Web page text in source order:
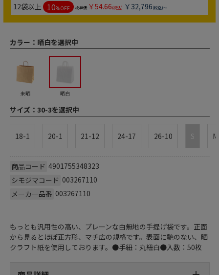
12袋以上 10%OFF 枚単価:￥54.66(税込) ￥32,796(税込)～
カラー： 晒白を選択中
未晒 晒白
サイズ： 30-3を選択中
18-1 20-1 21-12 24-17 26-10 S
商品コード 4901755348323
シモジマコード 003267110
メーカー品番 003267110
もっとも汎用性の高い、プレーンな白無地の手提げ袋です。正面
から見るとほぼ正方形、マチ広の規格です。表面に艶のない、晒
クラフト紙を使用しております。●手紐：丸紐白●入数：50枚